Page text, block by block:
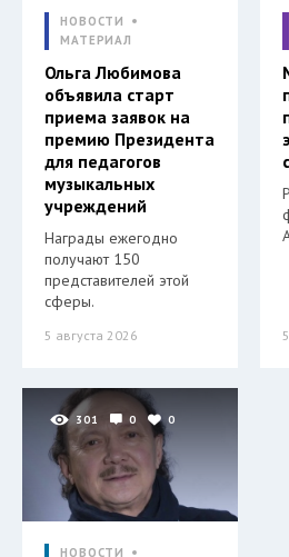
НОВОСТИ
МАТЕРИАЛ
Ольга Любимова
объявила старт
приема заявок на
премию Президента
для педагогов
музыкальных
учреждений
Награды ежегодно
получают 150
представителей этой
сферы.
5 августа 2026
301 0 0
НОВОСТИ